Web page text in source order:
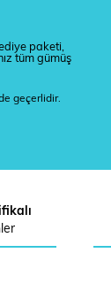
paketi,
tüm gümüş
geçerlidir.